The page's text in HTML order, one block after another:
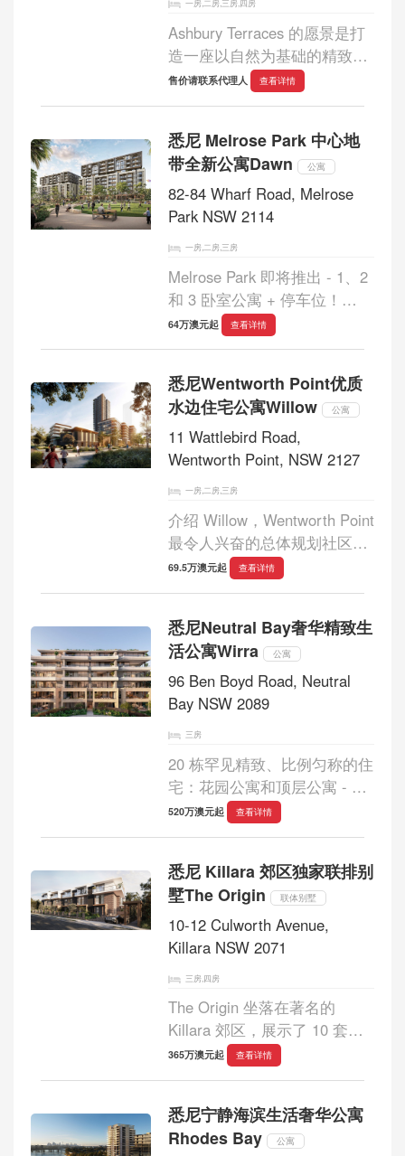
一房,二房,三房,四房
Ashbury Terraces 的愿景是打
造一座以自然为基础的精致而
永恒的住宅 - 由来自 SJB 和
360 Degrees Landscape
筑师和设计师精心挑选的团队
来实现。...
售价请联系代理人 查看详情
悉尼 Melrose Park 中心地
带全新公寓Dawn
公寓
82-84 Wharf Road, Melrose
Park NSW 2114
一房,二房,三房
Melrose Park 即将推出 - 1、2
和 3 卧室公寓 + 停车位！
Dawn 是 Sekisui House 和
HHP 在Melrose Park推出的首
房屋都兼具形式和功能，通用
设计让您可以打造属于自己
的...
64万澳元起 查看详情
悉尼Wentworth Point优质
水边住宅公寓Willow
公寓
11 Wattlebird Road,
Wentworth Point, NSW 2127
一房,二房,三房
介绍 Willow，Wentworth Point
最令人兴奋的总体规划社区的
下一阶段 - Sekisui House 的
Sanctuary。 第三阶段将涵盖
设计精美的公寓。Willow 是一
个让我们轻松沉浸在大...
69.5万澳元起 查看详情
悉尼Neutral Bay奢华精致生
活公寓Wirra
公寓
96 Ben Boyd Road, Neutral
Bay NSW 2089
三房
20 栋罕见精致、比例匀称的住
宅：花园公寓和顶层公寓 - 正
在建设中，预计于 2025年末竣
工 WIRRA 位于绿树成荫的中
师 MHNDU 设计，室内设计由
Richards Stanisi...
520万澳元起 查看详情
悉尼 Killara 郊区独家联排别
墅The Origin
联体别墅
10-12 Culworth Avenue,
Killara NSW 2071
三房,四房
The Origin 坐落在著名的
Killara 郊区，展示了 10 套精
心打造的联排别墅的独家系
列。这些住宅将现代精致与永
室和四居室布局。每个住宅都
经过精心设计，以...
365万澳元起 查看详情
悉尼宁静海滨生活奢华公寓
Rhodes Bay
公寓